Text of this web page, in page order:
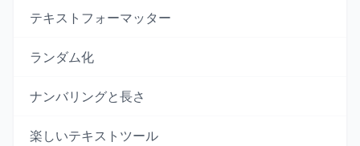
テキストフォーマッター
ランダム化
ナンバリングと長さ
楽しいテキストツール